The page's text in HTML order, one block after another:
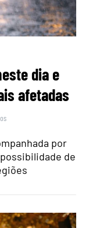
dia e
afetadas
por
de